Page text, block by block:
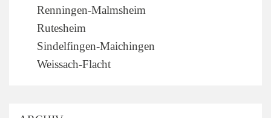
Renningen-Malmsheim
Rutesheim
Sindelfingen-Maichingen
Weissach-Flacht